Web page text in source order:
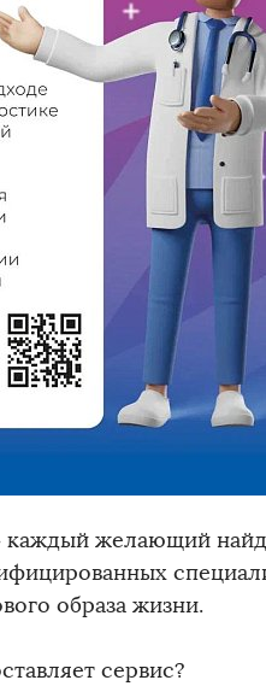
каждый желающий
образа жизни.
сервис?